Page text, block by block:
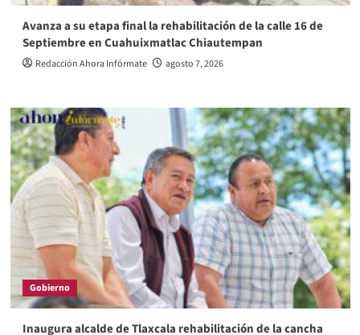
Avanza a su etapa final la rehabilitación de la calle 16 de
Septiembre en Cuahuixmatlac Chiautempan
Redacción Ahora Infórmate agosto 7, 2026
Gobierno
Inaugura alcalde de Tlaxcala rehabilitación de la cancha